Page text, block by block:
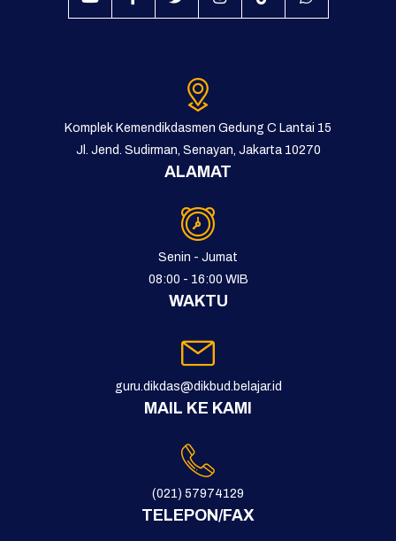
Komplek Kemendikdasmen Gedung C Lantai 15
Jl. Jend. Sudirman, Senayan, Jakarta 10270
ALAMAT
Senin - Jumat
08:00 - 16:00 WIB
WAKTU
guru.dikdas@dikbud.belajar.id
MAIL KE KAMI
(021) 57974129
TELEPON/FAX